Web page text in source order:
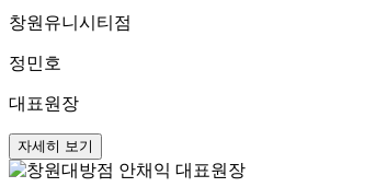
창원유니시티점
정민호
대표원장
자세히 보기